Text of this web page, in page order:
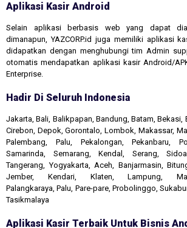
Aplikasi Kasir Android
Selain aplikasi berbasis web yang dapat
dimanapun, YAZCORP.id juga memiliki aplikasi
didapatkan dengan menghubungi tim Admin
otomatis mendapatkan aplikasi kasir Android/
Enterprise.
Hadir Di Seluruh Indonesia
Jakarta, Bali, Balikpapan, Bandung, Batam, Bekasi,
Cirebon, Depok, Gorontalo, Lombok, Makassar,
Palembang, Palu, Pekalongan, Pekanbaru,
Samarinda, Semarang, Kendal, Serang,
Tangerang, Yogyakarta, Aceh, Banjarmasin,
Jember, Kendari, Klaten, Lampung,
Palangkaraya, Palu, Pare-pare, Probolinggo,
Tasikmalaya
Aplikasi Kasir Terbaik Untuk Bisnis